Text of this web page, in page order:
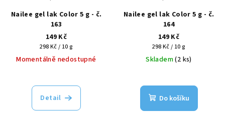
Nailee gel lak Color 5 g - č.
163
149 Kč
Měrná
cena:
298 Kč / 10 g
Momentálně nedostupné
Detail
Nailee gel lak Color 5 g - č.
164
149 Kč
Měrná
cena:
298 Kč / 10 g
Skladem(2 ks)
Do košíku